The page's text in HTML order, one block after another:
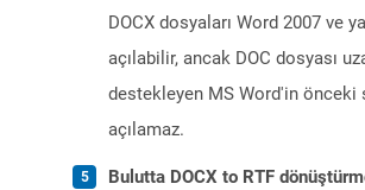
DOCX dosyaları Word 2007 ve
açılabilir, ancak DOC dosyası
destekleyen MS Word'in önceki
açılamaz.
Bulutta DOCX to RTF